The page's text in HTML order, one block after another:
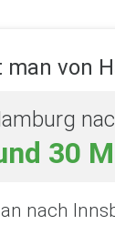
man von
30
nach